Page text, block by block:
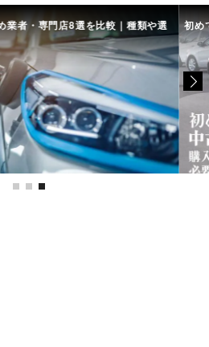
業者・専門店8選を比較｜種類や選 初め